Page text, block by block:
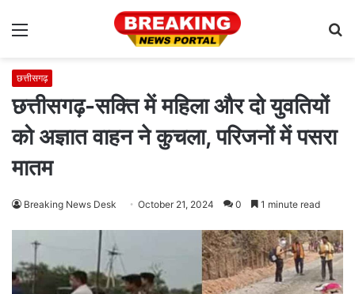
Menu
छत्तीसगढ़
छत्तीसगढ़-सक्ति में महिला और दो युवतियों
को अज्ञात वाहन ने कुचला, परिजनों में पसरा
मातम
Breaking News Desk October 21, 2024 0 1 minute read